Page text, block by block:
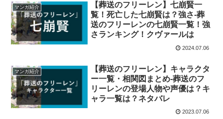
マンガ紹介
【葬送のフリーレン】七崩賢一
覧！死亡した七崩賢は？強さ-葬
送のフリーレンの七崩賢一覧！強
さランキング！クヴァールは
2024.07.06
マンガ紹介
【葬送のフリーレン】キャラクタ
ー一覧・相関図まとめ-葬送のフ
リーレンの登場人物や声優は？キ
ャラ一覧は？ネタバレ
2023.07.06